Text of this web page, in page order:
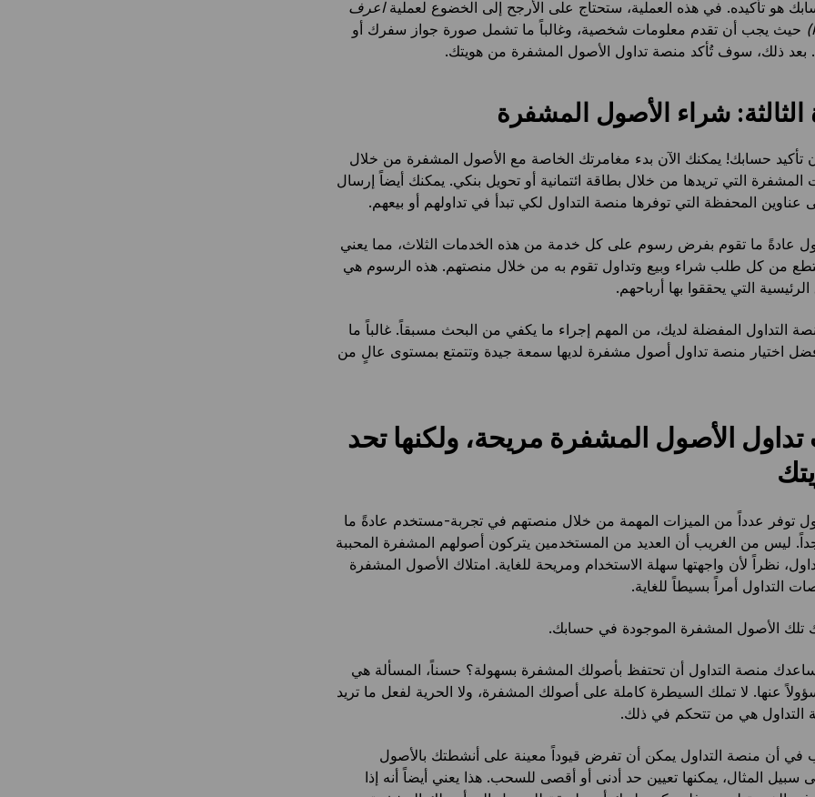
هو تأكيده. في هذه العملية، ستحتاج على الأرجح إلى الخضوع لعمليةاعرف
حيث يجب أن تقدم معلومات شخصية، وغالباً ما تشمل صورة جواز سفرك أو
بعد ذلك، سوف تُأكد منصة تداول الأصول المشفرة من هويتك.
شراء الأصول المشفرة
تأكيد حسابك! يمكنك الآن بدء مغامرتك الخاصة مع الأصول المشفرة من خلال
المشفرة التي تريدها من خلال بطاقة ائتمانية أو تحويل بنكي. يمكنك أيضاً إرسال
عناوين المحفظة التي توفرها منصة التداول لكي تبدأ في تداولهم أو بيعهم.
عادةً ما تقوم بفرض رسوم على كل خدمة من هذه الخدمات الثلاث، مما يعني
من كل طلب شراء وبيع وتداول تقوم به من خلال منصتهم. هذه الرسوم هي
التي يحققوا بها أرباحهم.
التداول المفضلة لديك، من المهم إجراء ما يكفي من البحث مسبقاً. غالباً ما
اختيار منصة تداول أصول مشفرة لديها سمعة جيدة وتتمتع بمستوى عالٍ من
الأصول المشفرة مريحة، ولكنها تحد
توفر عدداً من الميزات المهمة من خلال منصتهم في تجربة-مستخدم عادةً ما
ليس من الغريب أن العديد من المستخدمين يتركون أصولهم المشفرة المحببة
نظراً لأن واجهتها سهلة الاستخدام ومريحة للغاية. امتلاك الأصول المشفرة
التداول أمراً بسيطاً للغاية.
تلك الأصول المشفرة الموجودة في حسابك.
منصة التداول أن تحتفظ بأصولك المشفرة بسهولة؟ حسناً، المسألة هي
عنها. لا تملك السيطرة كاملة على أصولك المشفرة، ولا الحرية لفعل ما تريد
التداول هي من تتحكم في ذلك.
في أن منصة التداول يمكن أن تفرض قيوداً معينة على أنشطتك بالأصول
سبيل المثال، يمكنها تعيين حد أدنى أو أقصى للسحب. هذا يعني أيضاً أنه إذا